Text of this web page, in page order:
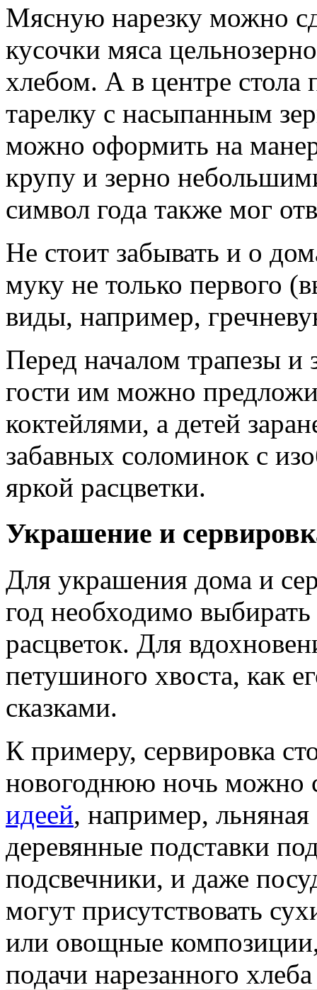
Мясную нарезку можно
кусочки мяса
хлебом. А в центре стола
тарелку с насыпанным
можно оформить на
крупу и зерно
символ года также мог
Не стоит забывать и о
муку не только первого
виды, например,
Перед началом трапезы и
гости им можно
коктейлями, а детей
забавных соломинок с
яркой расцветки.
Украшение и
Для украшения дома и
год необходимо
расцветок. Для
петушиного хвоста, как
сказками.
К примеру, сервировка
новогоднюю ночь можно
идеей, например, льняная
деревянные подставки
подсвечники, и даже
могут присутствовать
или овощные
подачи нарезанного